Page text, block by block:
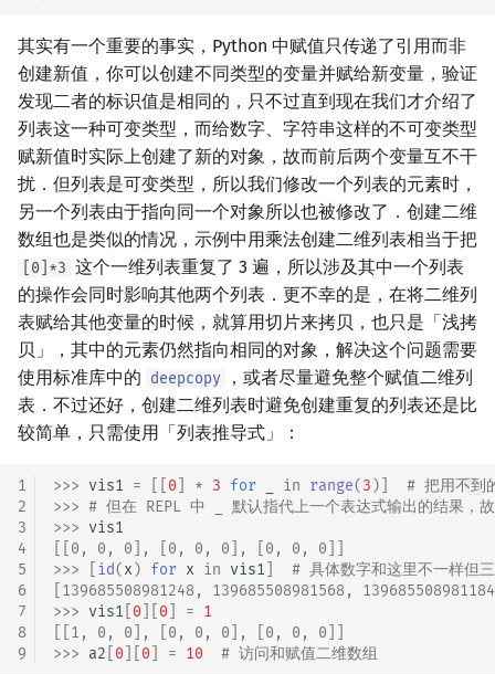
其实有一个重要的事实，Python 中赋值只传递了引用而非
创建新值，你可以创建不同类型的变量并赋给新变量，验证
发现二者的标识值是相同的，只不过直到现在我们才介绍了
列表这一种可变类型，而给数字、字符串这样的不可变类型
赋新值时实际上创建了新的对象，故而前后两个变量互不干
扰．但列表是可变类型，所以我们修改一个列表的元素时，
另一个列表由于指向同一个对象所以也被修改了．创建二维
数组也是类似的情况，示例中用乘法创建二维列表相当于把
[0]*3 这个一维列表重复了 3 遍，所以涉及其中一个列表
的操作会同时影响其他两个列表．更不幸的是，在将二维列
表赋给其他变量的时候，就算用切片来拷贝，也只是「浅拷
贝」，其中的元素仍然指向相同的对象，解决这个问题需要
使用标准库中的 deepcopy
，或者尽量避免整个赋值二维列
表．不过还好，创建二维列表时避免创建重复的列表还是比
较简单，只需使用「列表推导式」：
1
2
3
4
5
6
7
8
9
>>> vis1 = 0 * 3 for in range(3)]
# 把用不到
>>> # 但在 REPL 中 _ 默认指代上一个表达式输出的结果，
>>> vis1
[[0, 0, 0], [0, 0, 0], [0, 0, 0]]
>>>
id(x) for x in vis1
# 具体数字和这里不一样但
[139685508981248, 139685508981568,
>>> vis1 0 0 = 1
[[1, 0, 0], [0, 0, 0], [0, 0, 0]]
>>> a2 0 0 = 10 # 访问和赋值二维数组